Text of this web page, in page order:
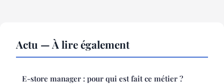
Actu — À lire également
E-store manager : pour qui est fait ce métier ?